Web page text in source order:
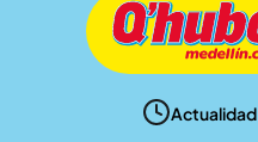
Actualidad